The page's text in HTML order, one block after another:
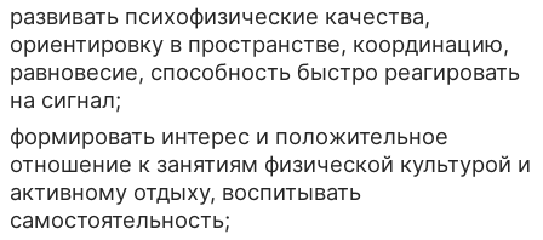
развивать психофизические качества,
ориентировку в пространстве, координацию,
равновесие, способность быстро реагировать
на сигнал;
формировать интерес и положительное
отношение к занятиям физической культурой и
активному отдыху, воспитывать
самостоятельность;